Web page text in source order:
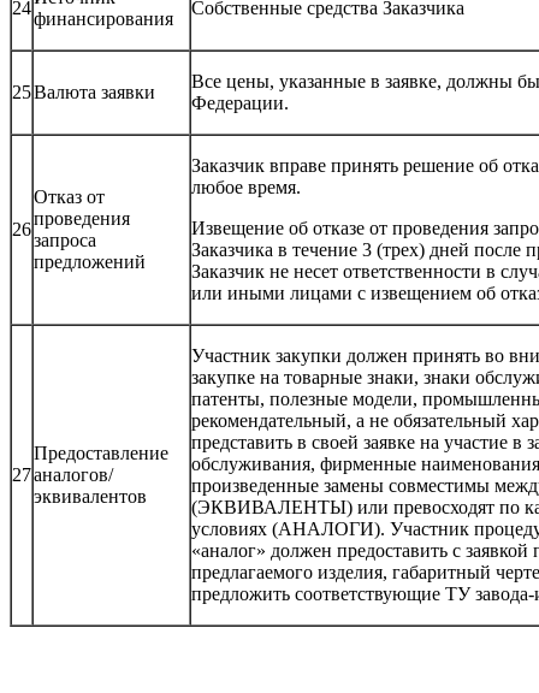
24
финансирования
Собственные средства Заказчика
25Валюта заявки
Все цены, указанные в заявке, должны
Федерации.
26
Отказ от
проведения
запроса
предложений
Заказчик вправе принять решение об
любое время.
Извещение об отказе от проведения
Заказчика в течение 3 (трех) дней после
Заказчик не несет ответственности в
или иными лицами с извещением об
27
Предоставление
аналогов/
эквивалентов
Участник закупки должен принять во
закупке на товарные знаки, знаки
патенты, полезные модели,
рекомендательный, а не обязательный
представить в своей заявке на участие
обслуживания, фирменные
произведенные замены совместимы
(ЭКВИВАЛЕНТЫ) или превосходят по
условиях (АНАЛОГИ). Участник
«аналог» должен предоставить с
предлагаемого изделия, габаритный
предложить соответствующие ТУ завода-